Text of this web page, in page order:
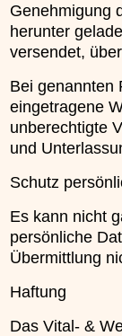
Genehmigung
herunter
versendet,
Bei genannten
eingetragene
unberechtigte
und
Schutz
Es kann nicht
persönliche
Übermittlung
Haftung
Das Vital- &